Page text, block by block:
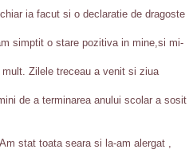
ia facut si o declaratie de dragoste
simptit o stare pozitiva in mine,si mi-
Zilele treceau a venit si ziua
de a terminarea anului scolar a sosit
stat toata seara si la-am alergat ,